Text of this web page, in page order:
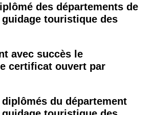
des départements de
touristique des
avec succès le
certificat ouvert par
du département